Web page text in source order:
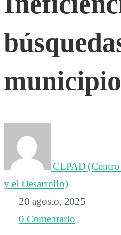
29
municipios
CEPAD (Centro
y el Desarrollo)
20 agosto, 2025
0 Comentario